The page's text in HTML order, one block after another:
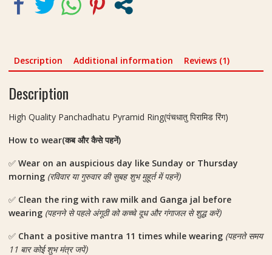
Description Additional information Reviews (1)
Description
High Quality Panchadhatu Pyramid Ring(पंचधातु पिरामिड रिंग)
How to wear(कब और कैसे पहनें)
✅ Wear on an auspicious day like Sunday or Thursday
morning (रविवार या गुरुवार की सुबह शुभ मुहूर्त में पहनें)
✅ Clean the ring with raw milk and Ganga jal before
wearing (पहनने से पहले अंगूठी को कच्चे दूध और गंगाजल से शुद्ध करें)
✅ Chant a positive mantra 11 times while wearing (पहनते समय
11 बार कोई शुभ मंत्र जपें)